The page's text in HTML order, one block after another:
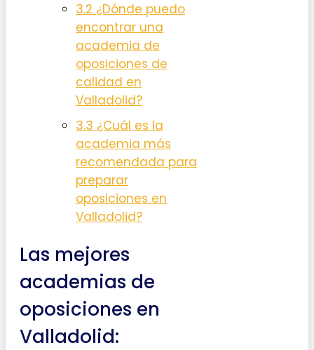
3.2 ¿Dónde puedo
encontrar una
academia de
oposiciones de
calidad en
Valladolid?
3.3 ¿Cuál es la
academia más
recomendada para
preparar
oposiciones en
Valladolid?
Las mejores
academias de
oposiciones en
Valladolid: